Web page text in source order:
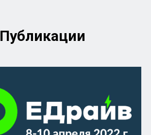
Публикации